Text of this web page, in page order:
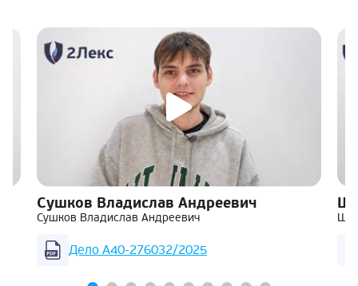
Сушков Владислав Андреевич
Сушков Владислав Андреевич
Дело А40-276032/2025